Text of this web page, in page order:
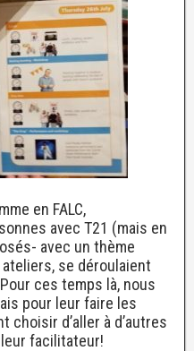
en FALC,
avec T21 (mais en
avec un thème
se déroulaient
ces temps là, nous
pour leur faire les
choisir d’aller à d’autres
facilitateur!